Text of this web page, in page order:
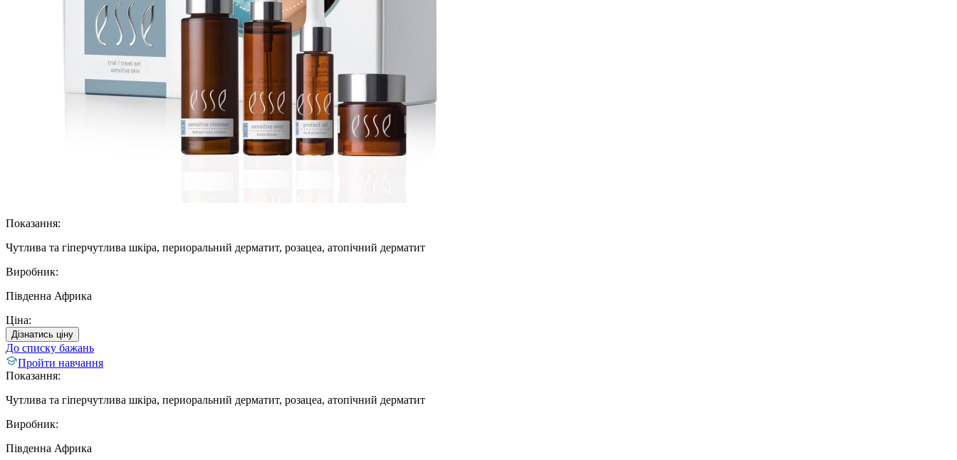
Показання:
Чутлива та гіперчутлива шкіра, периоральний дерматит, розацеа, атопічний дерматит
Виробник:
Південна Африка
Ціна:
Дізнатись ціну
До списку бажань
Пройти навчання
Показання:
Чутлива та гіперчутлива шкіра, периоральний дерматит, розацеа, атопічний дерматит
Виробник:
Південна Африка